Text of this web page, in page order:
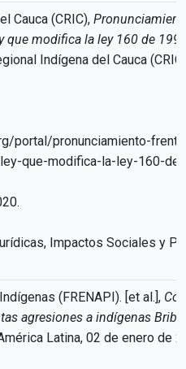
Cauca (CRIC),
que modifica la ley 160 de
Indígena del Cauca
portal/pronunciamiento-
que-modifica-la-ley-160-
Impactos Sociales y
(FRENAPI). [et al.],
agresiones a indígenas
Latina, 02 de enero de